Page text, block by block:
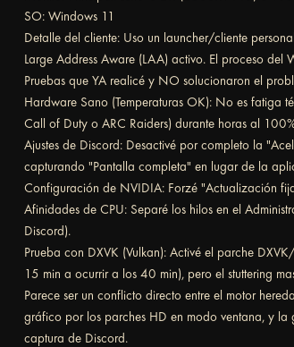
SO: Windows 11
Detalle del cliente: Uso un launcher/cliente
Large Address Aware (LAA) activo. El proceso
Pruebas que YA realicé y NO solucionaron el
Hardware Sano (Temperaturas OK): No es fatiga
Call of Duty o ARC Raiders) durante horas al
Ajustes de Discord: Desactivé por completo la
capturando "Pantalla completa" en lugar de la
Configuración de NVIDIA: Forzé "Actualización
Afinidades de CPU: Separé los hilos en el
Discord).
Prueba con DXVK (Vulkan): Activé el parche
15 min a ocurrir a los 40 min), pero el stuttering
Parece ser un conflicto directo entre el motor
gráfico por los parches HD en modo ventana, y
captura de Discord.